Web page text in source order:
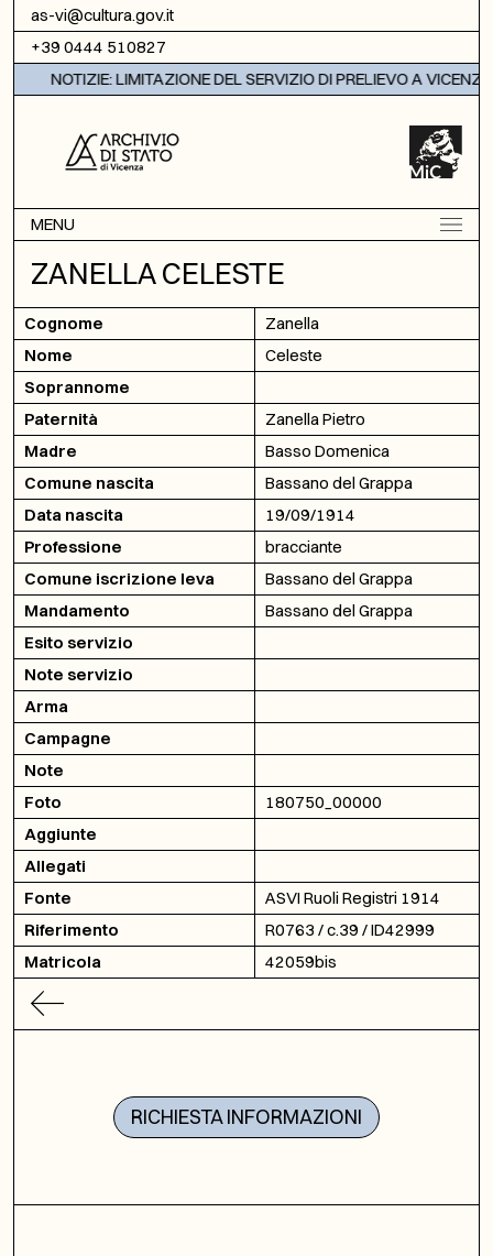
Vai al contenuto
as-vi@cultura.gov.it
+39 0444 510827
NOTIZIE: LIMITAZIONE DEL SERVIZIO DI PRELIEVO A VICENZA
MENU
ZANELLA CELESTE
Cognome
Zanella
Nome
Celeste
Soprannome
Paternità
Zanella Pietro
Madre
Basso Domenica
Comune nascita
Bassano del Grappa
Data nascita
19/09/1914
Professione
bracciante
Comune iscrizione leva
Bassano del Grappa
Mandamento
Bassano del Grappa
Esito servizio
Note servizio
Arma
Campagne
Note
Foto
180750_00000
Aggiunte
Allegati
Fonte
ASVI Ruoli Registri 1914
Riferimento
R0763 / c.39 / ID42999
Matricola
42059bis
RICHIESTA INFORMAZIONI